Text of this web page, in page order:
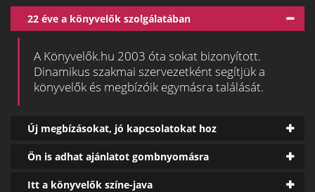
22 éve a könyvelők szolgálatában
A Könyvelők.hu 2003 óta sokat bizonyított.
Dinamikus szakmai szervezetként segítjük a
könyvelők és megbízóik egymásra találását.
Új megbízásokat, jó kapcsolatokat hoz
Ön is adhat ajánlatot gombnyomásra
Itt a könyvelők színe-java